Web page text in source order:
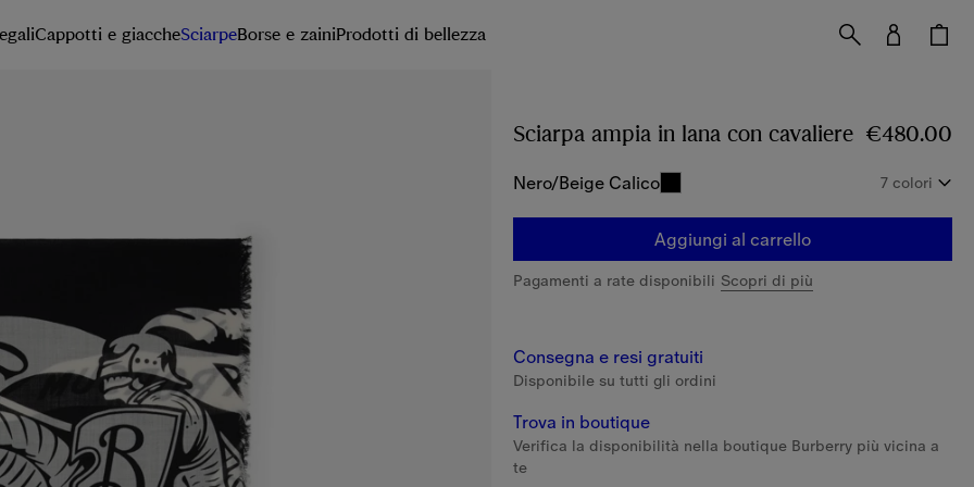
Cappotti e giaccheSciarpeBorse e zainiProdotti di bellezza
Sciarpa ampia in lana con cavaliere Prezzo
€480.00
Nero/Beige Calico 7 colori
Aggiungi al carrello
Pagamenti a rate disponibili Scopri di più
Consegna e resi gratuiti
Disponibile su tutti gli ordini
Trova in boutique
Verifica la disponibilità nella boutique Burberry più vicina a
te